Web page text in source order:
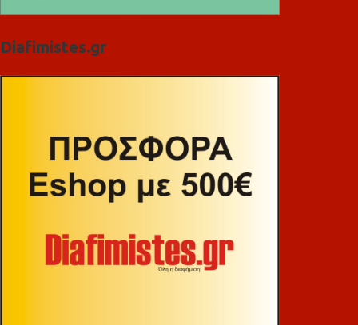
Diafimistes.gr